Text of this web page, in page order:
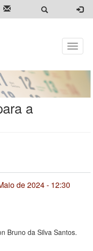
Toggle
a
de 2024 - 12:30
Bruno da Silva Santos.